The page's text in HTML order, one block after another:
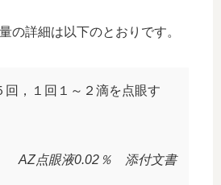
の詳細は以下のとおりです。
回，１回１～２滴を点眼す
AZ点眼液0.02％ 添付文書